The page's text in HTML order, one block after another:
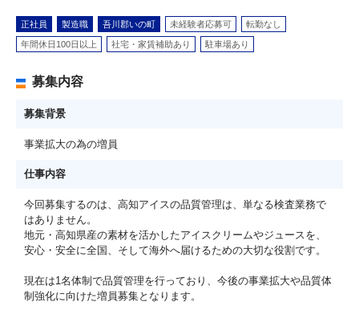
正社員 製造職 吾川郡いの町 未経験者応募可 転勤なし
年間休日100日以上 社宅・家賃補助あり 駐車場あり
募集内容
募集背景
事業拡大の為の増員
仕事内容
今回募集するのは、高知アイスの品質管理は、単なる検査業務で
はありません。
地元・高知県産の素材を活かしたアイスクリームやジュースを、
安心・安全に全国、そして海外へ届けるための大切な役割です。
現在は1名体制で品質管理を行っており、今後の事業拡大や品質体
制強化に向けた増員募集となります。